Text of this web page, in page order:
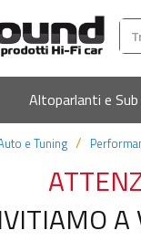
Altoparlanti e Sub
e Tuning
A